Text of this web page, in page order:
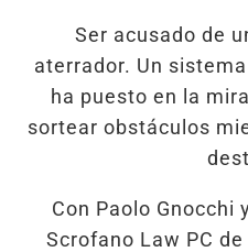
Ser acusado de
aterrador. Un
ha puesto en la
sortear obstáculos
Con Paolo Gnocchi
Scrofano Law PC